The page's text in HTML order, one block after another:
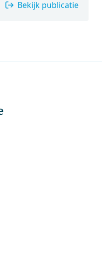
Bekijk publicatie